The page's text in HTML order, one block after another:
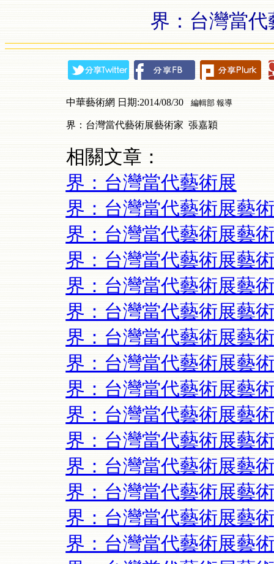
界：台灣當
中華藝術網 日期:2014/08/30 編輯部 報導
界：台灣當代藝術展藝術家 張嘉穎
相關文章：
界：台灣當代藝術展
界：台灣當代藝術展藝
界：台灣當代藝術展藝
界：台灣當代藝術展藝
界：台灣當代藝術展藝
界：台灣當代藝術展藝
界：台灣當代藝術展藝
界：台灣當代藝術展藝
界：台灣當代藝術展藝
界：台灣當代藝術展藝
界：台灣當代藝術展藝
界：台灣當代藝術展藝
界：台灣當代藝術展藝
界：台灣當代藝術展藝
界：台灣當代藝術展藝